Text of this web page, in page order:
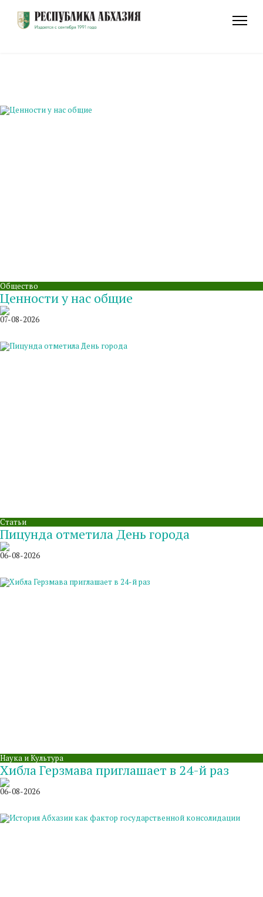
Общество
Ценности у нас общие
07-08-2026
Статьи
Пицунда отметила День города
06-08-2026
Наука и Культура
Хибла Герзмава приглашает в 24-й раз
06-08-2026